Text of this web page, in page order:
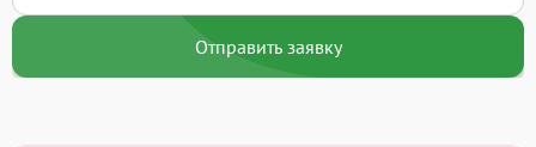
Отправить заявку